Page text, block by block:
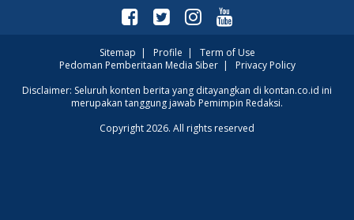
Sitemap | Profile | Term of Use
Pedoman Pemberitaan Media Siber| Privacy Policy
Disclaimer: Seluruh konten berita yang ditayangkan di kontan.co.id ini
merupakan tanggung jawab Pemimpin Redaksi.
Copyright 2026. All rights reserved